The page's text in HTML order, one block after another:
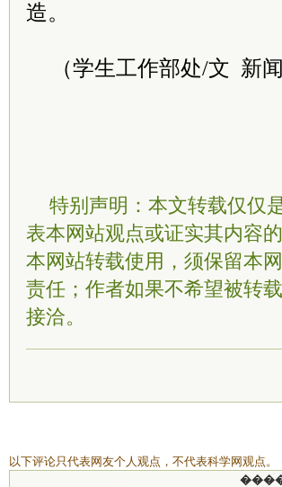
造。
（学生工作部处/文 新
特别声明：本文转载仅仅
表本网站观点或证实其内容
本网站转载使用，须保留本
责任；作者如果不希望被转
接洽。
以下评论只代表网友个人观点，不代表科学网观点。